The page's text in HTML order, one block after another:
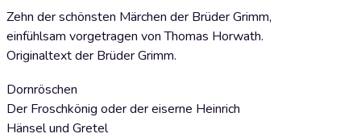
Zehn der schönsten Märchen der Brüder Grimm,
einfühlsam vorgetragen von Thomas Horwath.
Originaltext der Brüder Grimm.
Dornröschen
Der Froschkönig oder der eiserne Heinrich
Hänsel und Gretel